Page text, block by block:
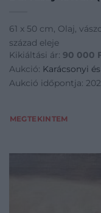
61 x 50 cm, Olaj,
század eleje
Kikiáltási ár: 90 000
Aukció: Karácsonyi
Aukció időpontja:
MEGTEKINTEM